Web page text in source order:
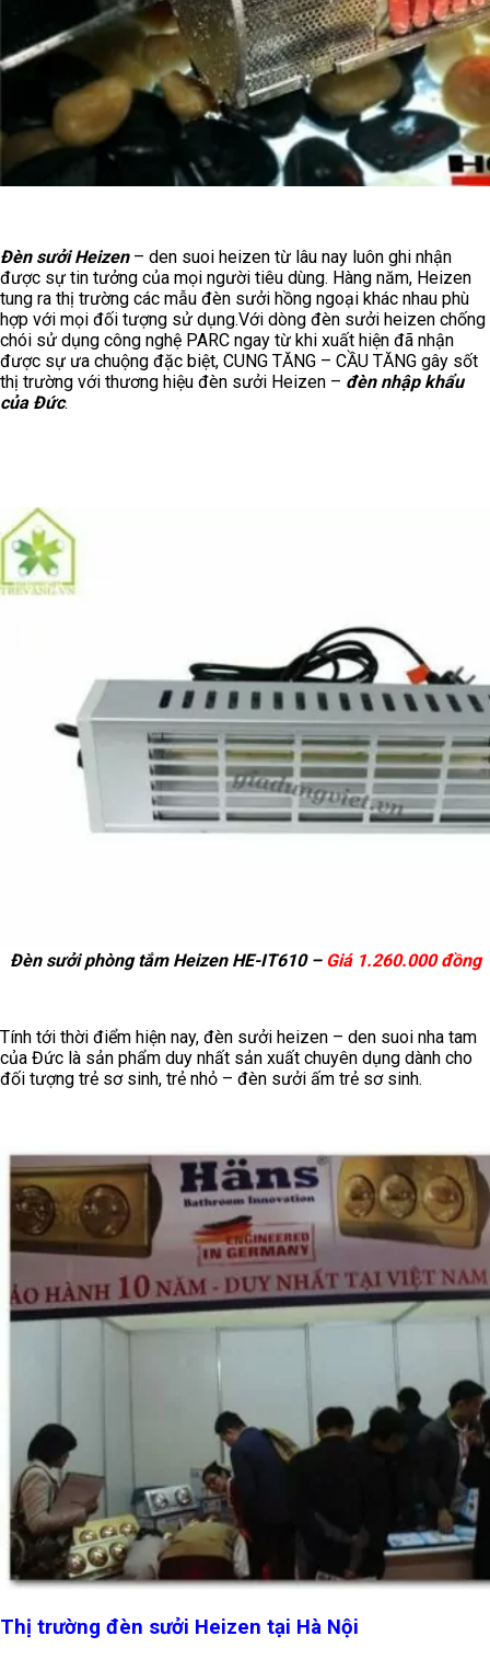
Đèn sưởi Heizen– den suoi heizen từ lâu nay luôn ghi nhận
được sự tin tưởng của mọi người tiêu dùng. Hàng năm, Heizen
tung ra thị trường các mẫu đèn sưởi hồng ngoại khác nhau phù
hợp với mọi đối tượng sử dụng.Với dòng đèn sưởi heizen chống
chói sử dụng công nghệ PARC ngay từ khi xuất hiện đã nhận
được sự ưa chuộng đặc biệt, CUNG TĂNG – CẦU TĂNG gây sốt
thị trường với thương hiệu đèn sưởi Heizen – đèn nhập khẩu
của Đức.
Đèn sưởi phòng tắm Heizen HE-IT610 – Giá 1.260.000 đồng
Tính tới thời điểm hiện nay, đèn sưởi heizen – den suoi nha tam
của Đức là sản phẩm duy nhất sản xuất chuyên dụng dành cho
đối tượng trẻ sơ sinh, trẻ nhỏ – đèn sưởi ấm trẻ sơ sinh.
Thị trường đèn sưởi Heizen tại Hà Nội